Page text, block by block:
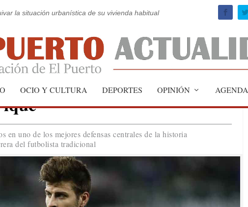
la situación urbanística de su vivienda habitual
OCIO Y CULTURA DEPORTES OPINIÓN AGENDA
en uno de los mejores defensas centrales de la historia
del futbolista tradicional